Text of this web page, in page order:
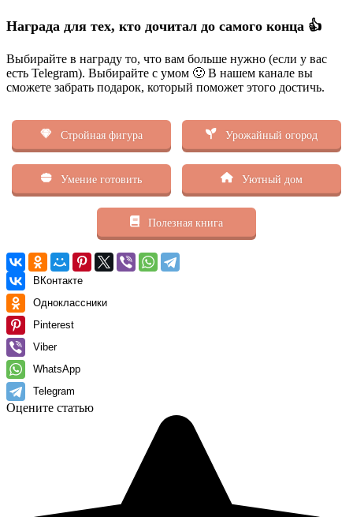
Награда для тех, кто дочитал до самого конца 👍
Выбирайте в награду то, что вам больше нужно (если у вас
есть Telegram). Выбирайте с умом 🙂 В нашем канале вы
сможете забрать подарок, который поможет этого достичь.
Стройная фигура Урожайный огород
Умение готовить Уютный дом
Полезная книга
ВКонтакте
Одноклассники
Pinterest
Viber
WhatsApp
Telegram
Оцените статью